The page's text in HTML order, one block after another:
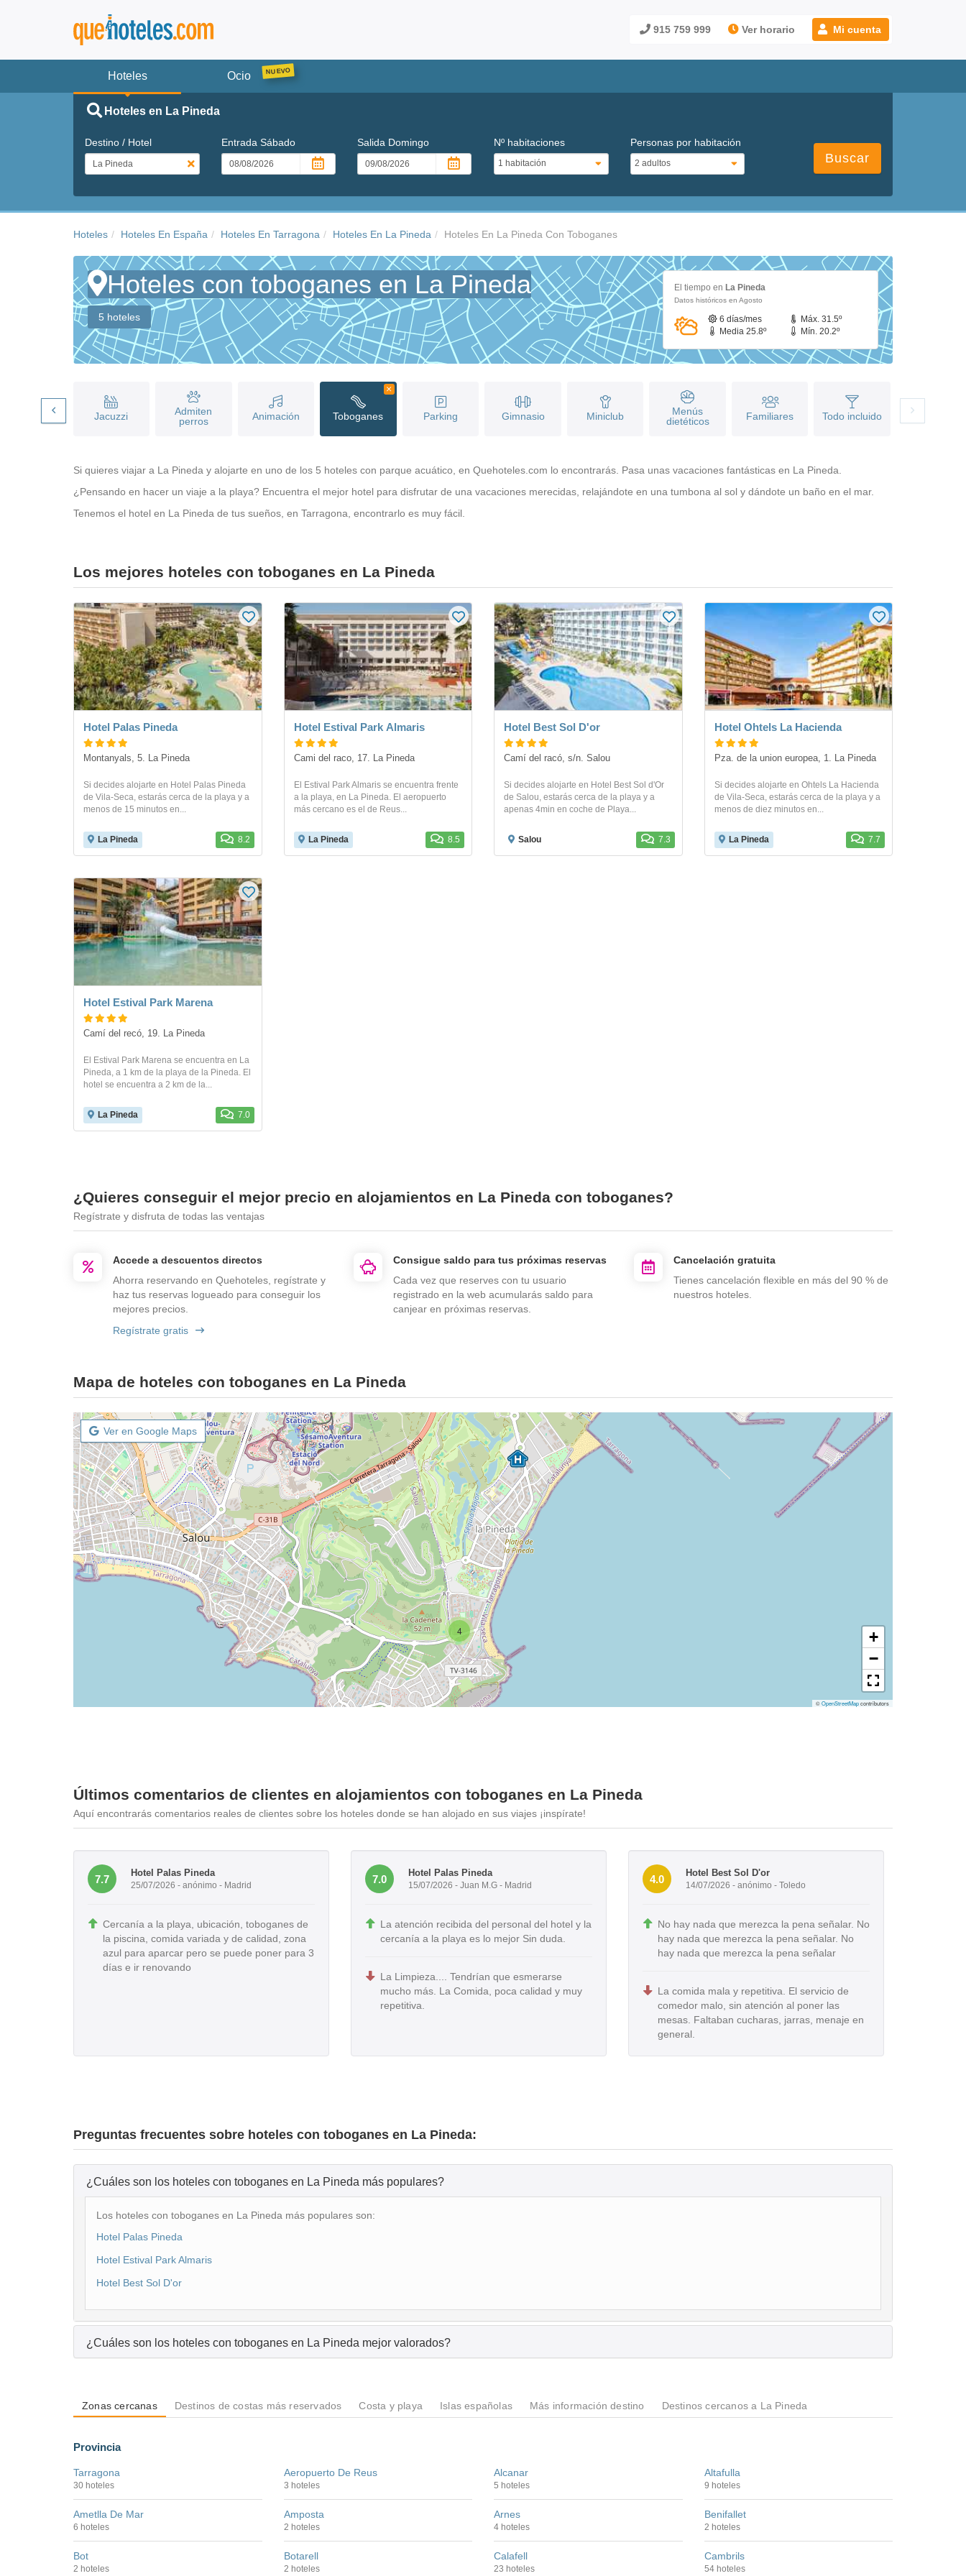
915 759 999 Ver horario Mi cuenta
Hoteles Ocio
Hoteles en La Pineda
Destino / Hotel Entrada Sábado Salida Domingo Nº habitaciones Personas por habitación
Buscar
Hoteles Hoteles En España Hoteles En Tarragona Hoteles En La Pineda Hoteles En La Pineda Con Toboganes
Hoteles con toboganes en La Pineda
5 hoteles
El tiempo en La Pineda
Datos históricos en Agosto
6 días/mes
Máx. 31.5º
Media 25.8º
Mín. 20.2º
Jacuzzi
Admiten
perros
Animación Toboganes Parking Gimnasio Miniclub
Menús
dietéticos
Familiares Todo incluido
Si quieres viajar a La Pineda y alojarte en uno de los 5 hoteles con parque acuático, en Quehoteles.com lo encontrarás. Pasa unas vacaciones fantásticas en La Pineda.
¿Pensando en hacer un viaje a la playa? Encuentra el mejor hotel para disfrutar de una vacaciones merecidas, relajándote en una tumbona al sol y dándote un baño en el mar.
Tenemos el hotel en La Pineda de tus sueños, en Tarragona, encontrarlo es muy fácil.
Los mejores hoteles con toboganes en La Pineda
Hotel Palas Pineda
Montanyals, 5. La Pineda
Si decides alojarte en Hotel Palas Pineda
de Vila-Seca, estarás cerca de la playa y a
menos de 15 minutos en...
La Pineda 8.2
Hotel Estival Park Almaris
Cami­ del raco, 17. La Pineda
El Estival Park Almaris se encuentra frente
a la playa, en La Pineda. El aeropuerto
más cercano es el de Reus...
La Pineda 8.5
Hotel Best Sol D'or
Camí del racó, s/n. Salou
Si decides alojarte en Hotel Best Sol d'Or
de Salou, estarás cerca de la playa y a
apenas 4min en coche de Playa...
Salou 7.3
Hotel Ohtels La Hacienda
Pza. de la union europea, 1. La Pineda
Si decides alojarte en Ohtels La Hacienda
de Vila-Seca, estarás cerca de la playa y a
menos de diez minutos en...
La Pineda 7.7
Hotel Estival Park Marena
Camí del recó, 19. La Pineda
El Estival Park Marena se encuentra en La
Pineda, a 1 km de la playa de la Pineda. El
hotel se encuentra a 2 km de la...
La Pineda 7.0
¿Quieres conseguir el mejor precio en alojamientos en La Pineda con toboganes?
Regístrate y disfruta de todas las ventajas
Accede a descuentos directos
Ahorra reservando en Quehoteles, regístrate y
haz tus reservas logueado para conseguir los
mejores precios.
Regístrate gratis
Consigue saldo para tus próximas reservas
Cada vez que reserves con tu usuario
registrado en la web acumularás saldo para
canjear en próximas reservas.
Cancelación gratuita
Tienes cancelación flexible en más del 90 % de
nuestros hoteles.
Mapa de hoteles con toboganes en La Pineda
Ver en Google Maps
4
+
−
©OpenStreetMapcontributors
Últimos comentarios de clientes en alojamientos con toboganes en La Pineda
Aquí encontrarás comentarios reales de clientes sobre los hoteles donde se han alojado en sus viajes ¡inspírate!
7.7
Hotel Palas Pineda
25/07/2026 - anónimo - Madrid
Cercanía a la playa, ubicación, toboganes de
la piscina, comida variada y de calidad, zona
azul para aparcar pero se puede poner para 3
días e ir renovando
7.0
Hotel Palas Pineda
15/07/2026 - Juan M.G - Madrid
La atención recibida del personal del hotel y la
cercanía a la playa es lo mejor Sin duda.
La Limpieza.... Tendrían que esmerarse
mucho más. La Comida, poca calidad y muy
repetitiva.
4.0
Hotel Best Sol D'or
14/07/2026 - anónimo - Toledo
No hay nada que merezca la pena señalar. No
hay nada que merezca la pena señalar. No
hay nada que merezca la pena señalar
La comida mala y repetitiva. El servicio de
comedor malo, sin atención al poner las
mesas. Faltaban cucharas, jarras, menaje en
general.
Preguntas frecuentes sobre hoteles con toboganes en La Pineda:
¿Cuáles son los hoteles con toboganes en La Pineda más populares?
Los hoteles con toboganes en La Pineda más populares son:
Hotel Palas Pineda
Hotel Estival Park Almaris
Hotel Best Sol D'or
¿Cuáles son los hoteles con toboganes en La Pineda mejor valorados?
Zonas cercanas Destinos de costas más reservados Costa y playa Islas españolas Más información destino Destinos cercanos a La Pineda
Provincia
Tarragona
30 hoteles
Aeropuerto De Reus
3 hoteles
Alcanar
5 hoteles
Altafulla
9 hoteles
Ametlla De Mar
6 hoteles
Amposta
2 hoteles
Arnes
4 hoteles
Benifallet
2 hoteles
Bot
2 hoteles
Botarell
2 hoteles
Calafell
23 hoteles
Cambrils
54 hoteles